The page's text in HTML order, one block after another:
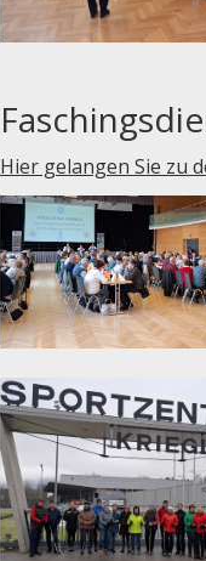
Hier gelangen Sie zu